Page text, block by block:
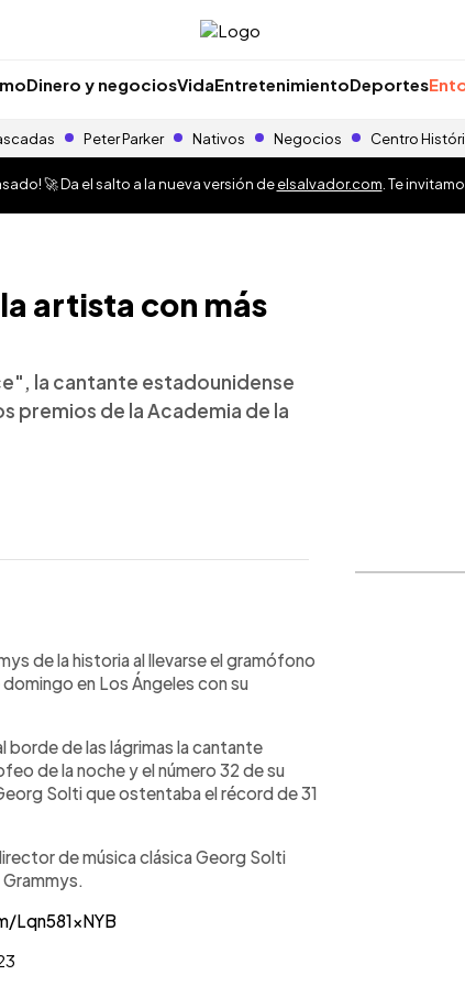
Dinero y negociosVidaEntretenimientoDeportes
Peter Parker Nativos Negocios Centro
🚀 Da el salto a la nueva versión deelsalvador.com . Te
artista con más
la cantante estadounidense
premios de la Academia de la
de la historia al llevarse el gramófono
en Los Ángeles con su
de las lágrimas la cantante
de la noche y el número 32 de su
Solti que ostentaba el récord de 31
de música clásica Georg Solti
Lqn581xNYB